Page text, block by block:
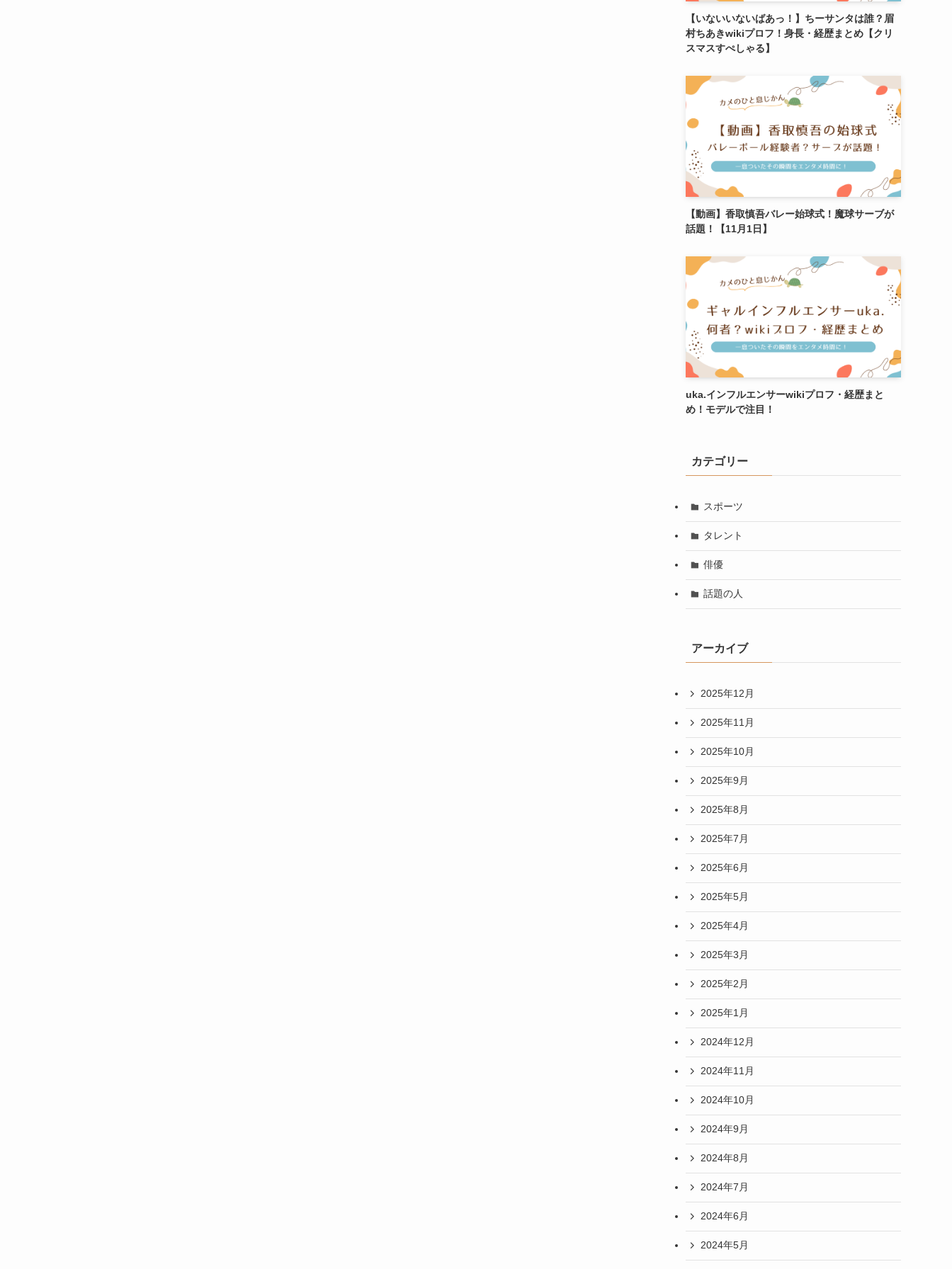
【いないいないばあっ！】ちーサンタは誰？眉
村ちあきwikiプロフ！身長・経歴まとめ【クリ
スマスすぺしゃる】
【動画】香取慎吾バレー始球式！魔球サーブが
話題！【11月1日】
uka.インフルエンサーwikiプロフ・経歴まと
め！モデルで注目！
カテゴリー
スポーツ
タレント
俳優
話題の人
アーカイブ
2025年12月
2025年11月
2025年10月
2025年9月
2025年8月
2025年7月
2025年6月
2025年5月
2025年4月
2025年3月
2025年2月
2025年1月
2024年12月
2024年11月
2024年10月
2024年9月
2024年8月
2024年7月
2024年6月
2024年5月